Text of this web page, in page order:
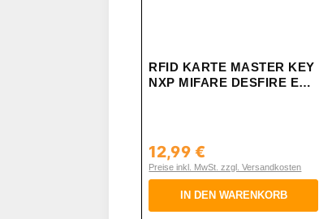
RFID KARTE MASTER KEY
NXP MIFARE DESFIRE EV3
Regulärer Preis:
12,99 €
Preise inkl. MwSt. zzgl. Versandkosten
IN DEN WARENKORB